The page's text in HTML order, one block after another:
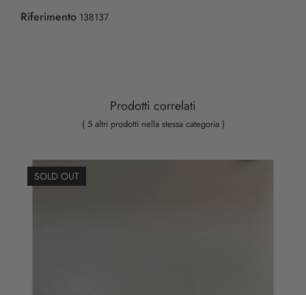
Riferimento 138137
Prodotti correlati
( 5 altri prodotti nella stessa categoria )
SOLD OUT